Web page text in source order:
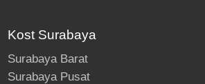
Kost Surabaya
Surabaya Barat
Surabaya Pusat